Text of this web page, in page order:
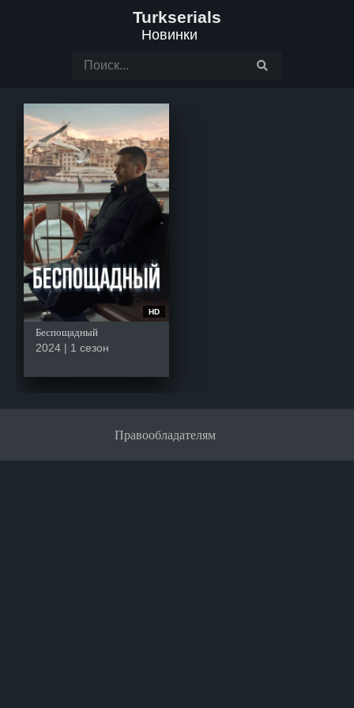
Turkserials
Новинки
HD
Беспощадный
2024 | 1 сезон
Правообладателям